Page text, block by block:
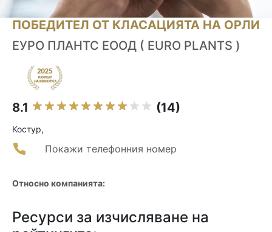
ПОБЕДИТЕЛ ОТ КЛАСАЦИЯТА НА ОРЛИ
ЕУРО ПЛАНТС ЕООД ( EURO PLANTS )
8.1 (14)
Костур,
Покажи телефонния номер
Относно компанията:
Ресурси за изчисляване на